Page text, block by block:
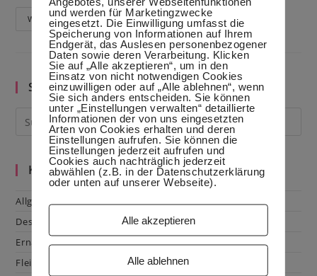
WeiterlesenEin
Teig
–
Vier
Kekse
Suche im Blog
Kategorien
Allgemein
Dessert
Ernährung
Fleisch & Geflügel
und werden für Marketingzwecke
eingesetzt. Die Einwilligung umfasst die
Speicherung von Informationen auf Ihrem
Endgerät, das Auslesen personenbezogener
Daten sowie deren Verarbeitung. Klicken
Sie auf „Alle akzeptieren“, um in den
Einsatz von nicht notwendigen Cookies
einzuwilligen oder auf „Alle ablehnen“, wenn
Sie sich anders entscheiden. Sie können
unter „Einstellungen verwalten“ detaillierte
Informationen der von uns eingesetzten
Arten von Cookies erhalten und deren
Einstellungen aufrufen. Sie können die
Einstellungen jederzeit aufrufen und
Cookies auch nachträglich jederzeit
abwählen (z.B. in der Datenschutzerklärung
oder unten auf unserer Webseite).
Alle akzeptieren
Alle ablehnen